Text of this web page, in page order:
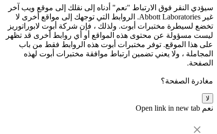
سيؤدي النقر فوق الارتباط "نعم" أدناه إلى نقلك إلى موقع ويب آخر
غير Abbott Laboratories. الروابط التي توجهك إلى مواقع أخرى لا
تخضع لسيطرة مختبرات أبوت. ولذلك ، فإن شركة أبوت لابوراتوريز
ليست مسؤولة عن محتوى هذه المواقع أو أي روابط أخرى قد تظهر
على هذا الموقع. توفر مختبرات أبوت هذه الروابط فقط من باب
المجاملة ، ولا يعني تضمين ارتباط موافقة مختبرات أبوت لهذه
الصفحة.
مغادرة الصفحة؟
لا
نعم Open link in new tab